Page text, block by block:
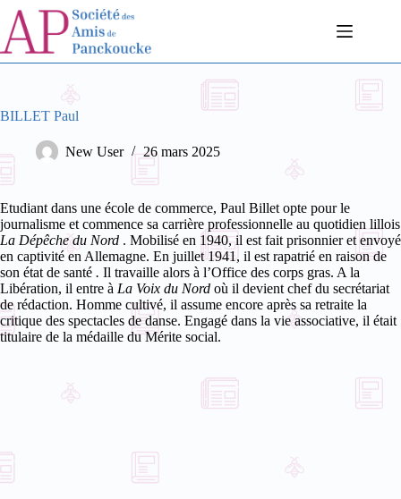
Passer
contenu
BILLET Paul
New User 26 mars 2025
Etudiant dans une école de commerce, Paul Billet opte pour le
journalisme et commence sa carrière professionnelle au quotidien lillois
La Dépêche du Nord . Mobilisé en 1940, il est fait prisonnier et envoyé
en captivité en Allemagne. En juillet 1941, il est rapatrié en raison de
son état de santé . Il travaille alors à l’Office des corps gras. A la
Libération, il entre à La Voix du Nord où il devient chef du secrétariat
de rédaction. Homme cultivé, il assume encore après sa retraite la
critique des spectacles de danse. Engagé dans la vie associative, il était
titulaire de la médaille du Mérite social.